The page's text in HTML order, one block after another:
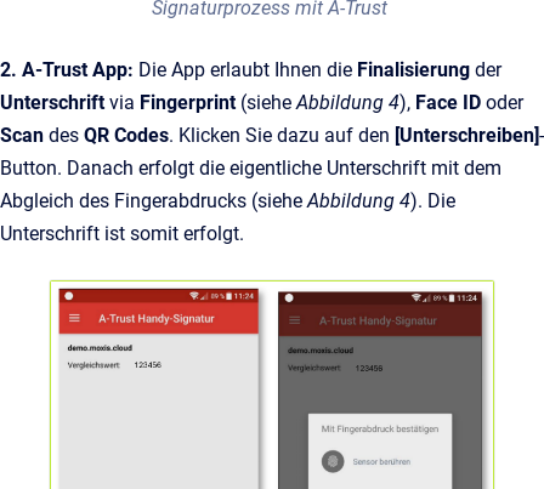
Signaturprozess mit A-Trust
2. A-Trust App: Die App erlaubt Ihnen die Finalisierung der
Unterschriftvia Fingerprint(sieheAbbildung 4), Face ID oder
Scan des QR Codes. Klicken Sie dazu auf den [Unterschreiben]-
Button. Danach erfolgt die eigentliche Unterschrift mit dem
Abgleich des Fingerabdrucks (sieheAbbildung 4). Die
Unterschrift ist somit erfolgt.